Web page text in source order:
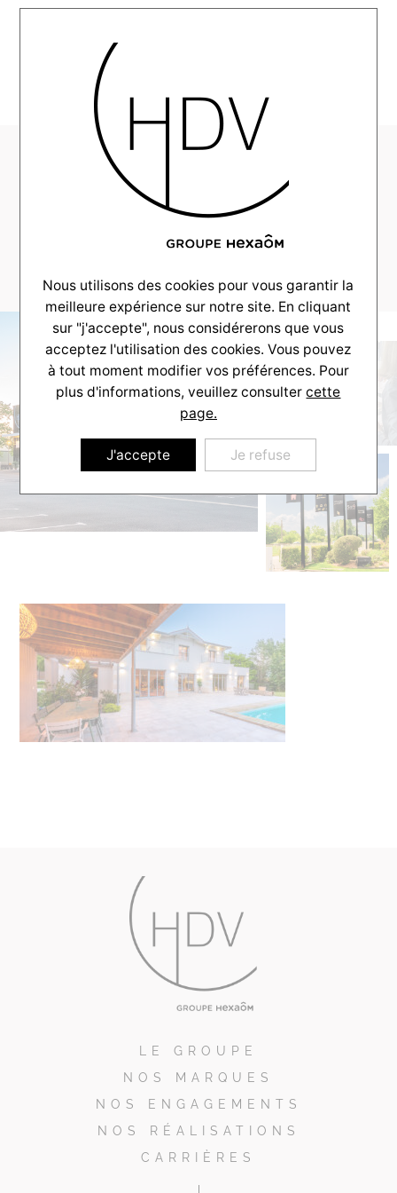
HDV-Realisation-
Alpha-Carignan-
_0029_DSC_8999
LE GROUPE
NOS MARQUES
NOS ENGAGEMENTS
NOS RÉALISATIONS
CARRIÈRES
Nous utilisons des cookies pour vous garantir la
meilleure expérience sur notre site. En cliquant
sur "j'accepte", nous considérerons que vous
acceptez l'utilisation des cookies. Vous pouvez
à tout moment modifier vos préférences. Pour
plus d'informations, veuillez consultercette
page.
J'accepte Je refuse